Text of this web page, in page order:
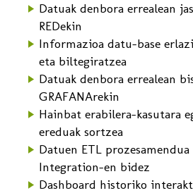
Datuak denbora errealean
REDekin
Informazioa datu-base
eta biltegiratzea
Datuak denbora errealean
GRAFANArekin
Hainbat erabilera-kasutara
ereduak sortzea
Datuen ETL prozesamendua
Integration-en bidez
Dashboard historiko